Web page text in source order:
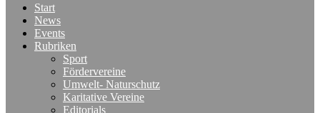
Start
News
Events
Rubriken
Sport
Fördervereine
Umwelt- Naturschutz
Karitative Vereine
Editorials